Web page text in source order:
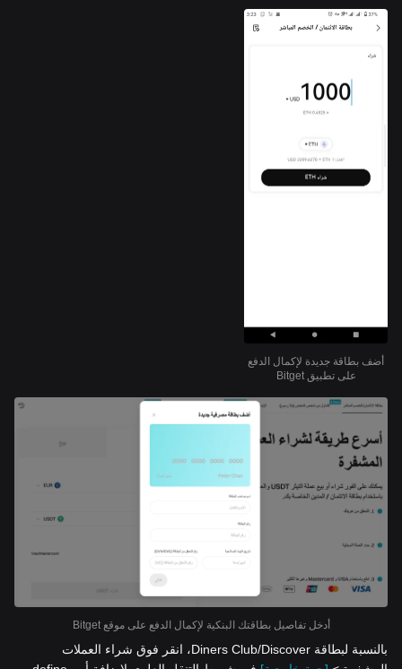
أضف بطاقة جديدة لإكمال الدفع
على تطبيق Bitget
أدخل تفاصيل بطاقتك البنكية لإكمال الدفع على موقع Bitget
بالنسبة لبطاقة Diners Club/Discover، انقر فوق شراء العملات